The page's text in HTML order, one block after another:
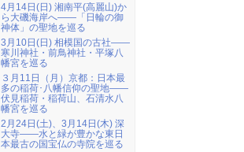
4月14日(日) 湘南平(高麗山)か
ら大磯海岸へ――「日輪の御
神体」の聖地を巡る
3月10日(日) 相模国の古社――
寒川神社・前鳥神社・平塚八
幡宮を巡る
３月11日（月）京都：日本最
多の稲荷･八幡信仰の聖地――
伏見稲荷・稲荷山、石清水八
幡宮を巡る
2月24日(土)、3月14日(木) 深
大寺――水と緑が豊かな東日
本最古の国宝仏の寺院を巡る